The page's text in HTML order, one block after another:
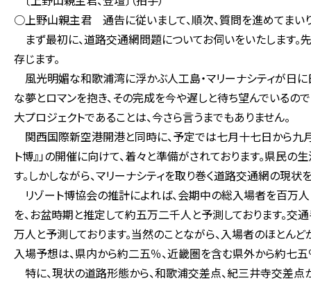
○上野山親主君 通告に従いまして、順次、質問を進めてまい
まず最初に、道路交通網問題についてお伺いをいたします
存じます。
風光明媚な和歌浦湾に浮かぶ人工島・マリーナシティが日
な夢とロマンを抱き、その完成を今や遅しと待ち望んでいる
大プロジェクトであることは、今さら言うまでもありません。
関西国際新空港開港と同時に、予定では七月十七日から九
ト博』」の開催に向けて、着々と準備がされております。県民
す。しかしながら、マリーナシティを取り巻く道路交通網の現状
リゾート博協会の推計によれば、会期中の総入場者を百万
を、お盆時期と推定して約五万二千人と予測しております。
万人と予測しております。当然のことながら、入場者のほとん
入場予想は、県内から約二五％、近畿圏を含む県外から約七五
特に、現状の道路形態から、和歌浦交差点、紀三井寺交差